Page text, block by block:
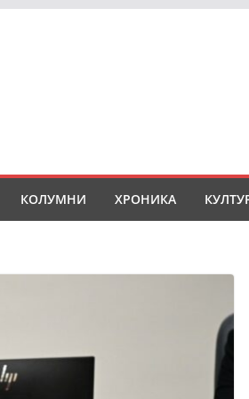
КОЛУМНИ ХРОНИКА